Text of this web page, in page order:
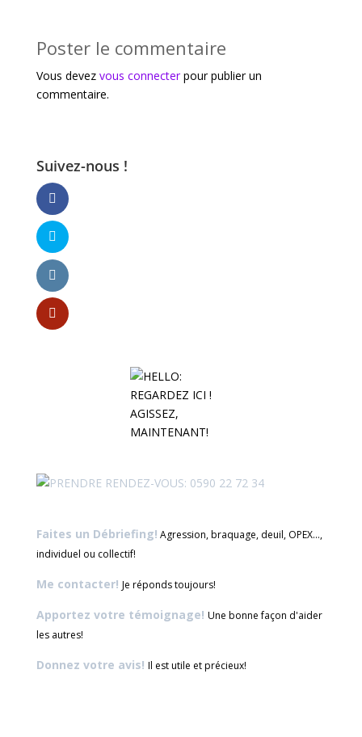
Poster le commentaire
Vous devez vous connecterpour publier un
commentaire.
Suivez-nous !
Faites un Débriefing! Agression, braquage, deuil, OPEX...,
individuel ou collectif!
Me contacter! Je réponds toujours!
Apportez votre témoignage! Une bonne façon d'aider
les autres!
Donnez votre avis! Il est utile et précieux!